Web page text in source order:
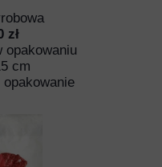
zł
opakowaniu
cm